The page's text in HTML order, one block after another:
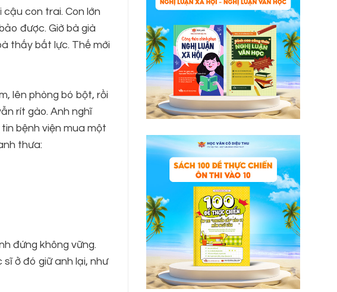
con trai. Con lớn
được. Giờ bà già
thấy bất lực. Thế mới
lên phòng bó bột, rồi
rít gào. Anh nghĩ
bệnh viện mua một
thưa:
đứng không vững.
ở đó giữ anh lại, như